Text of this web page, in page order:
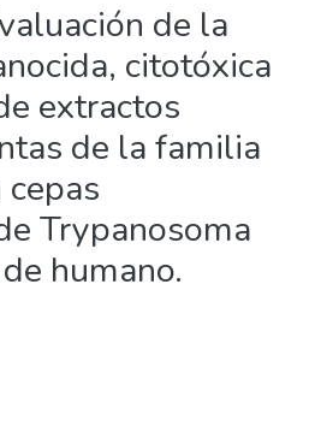
de la
citotóxica
extractos
de la familia
cepas
Trypanosoma
humano.